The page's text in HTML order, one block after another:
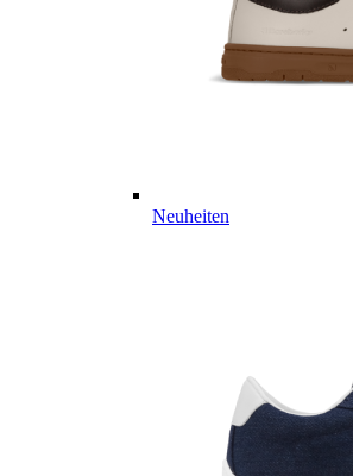
Neuheiten